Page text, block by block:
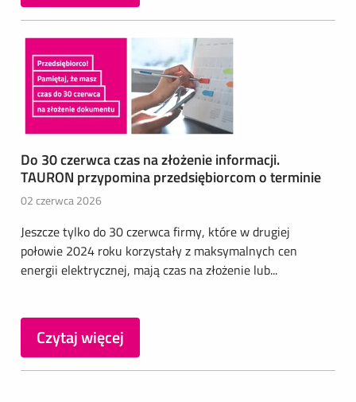
Do 30 czerwca czas na złożenie informacji.
TAURON przypomina przedsiębiorcom o terminie
02 czerwca 2026
Jeszcze tylko do 30 czerwca firmy, które w drugiej
połowie 2024 roku korzystały z maksymalnych cen
energii elektrycznej, mają czas na złożenie lub...
Czytaj więcej